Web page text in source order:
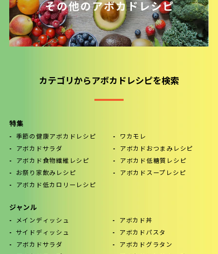
カテゴリからアボカドレシピを検索
特集
季節の健康アボカドレシピ ワカモレ
アボカドサラダ アボカドおつまみレシピ
アボカド食物繊維レシピ アボカド低糖質レシピ
お祭り家飲みレシピ アボカドスープレシピ
アボカド低カロリーレシピ
ジャンル
メインディッシュ
サイドディッシュ
アボカドサラダ
アボカド丼
アボカドパスタ
アボカドグラタン